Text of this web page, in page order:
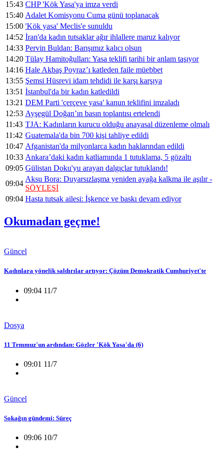
15:43 CHP 'Kök Yasa'ya imza verdi
15:40 Adalet Komisyonu Cuma günü toplanacak
15:00 'Kök yasa' Meclis'e sunuldu
14:52 İran'da kadın tutsaklar ağır ihlallere maruz kalıyor
14:33 Pervin Buldan: Barışımız kalıcı olsun
14:20 Tülay Hamitoğulları: Yasa teklifi tarihi bir anlam taşıyor
14:16 Hale Akbaş Poyraz’ı katleden faile müebbet
13:55 Şemsi Hüsrevi idam tehdidi ile karşı karşıya
13:51 İstanbul'da bir kadın katledildi
13:21 DEM Parti 'çerçeve yasa' kanun teklifini imzaladı
12:53 Ayşegül Doğan’ın basın toplantısı ertelendi
11:43 TJA: Kadınların kurucu olduğu anayasal düzenleme olmalı
11:42 Guatemala'da bin 700 kişi tahliye edildi
10:47 Afganistan'da milyonlarca kadın haklarından edildi
10:33 Ankara’daki kadın katliamında 1 tutuklama, 5 gözaltı
09:05 Gülistan Doku'yu arayan dalgıçlar tutuklandı!
09:04
Aksu Bora: Duyarsızlaşma yeniden ayağa kalkma ile aşılır -
SÖYLEŞİ
09:04 Hasta tutsak ailesi: İşkence ve baskı devam ediyor
Okumadan geçme!
Güncel
Kadınlara yönelik saldırılar artıyor: Çözüm Demokratik Cumhuriyet'te
09:04 11/7
Dosya
11 Temmuz'un ardından: Gözler 'Kök Yasa'da (6)
09:01 11/7
Güncel
Sokağın gündemi: Süreç
09:06 10/7